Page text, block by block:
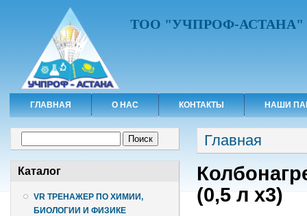
ТОО "УЧПРОФ-АСТАНА"
ГЛАВНАЯ О НАС КОНТАКТЫ НАШИ
Каталог
VR ТРЕНАЖЕР ПО ХИМИИ,
БИОЛОГИИ И ФИЗИКЕ
Вы здесь
Главная
(0,5 л x3)